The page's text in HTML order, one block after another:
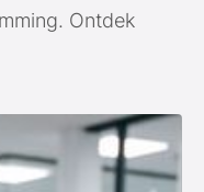
Ontdek